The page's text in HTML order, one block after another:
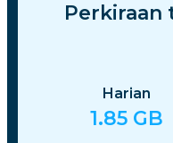
Perkiraan
Harian
1.85 GB